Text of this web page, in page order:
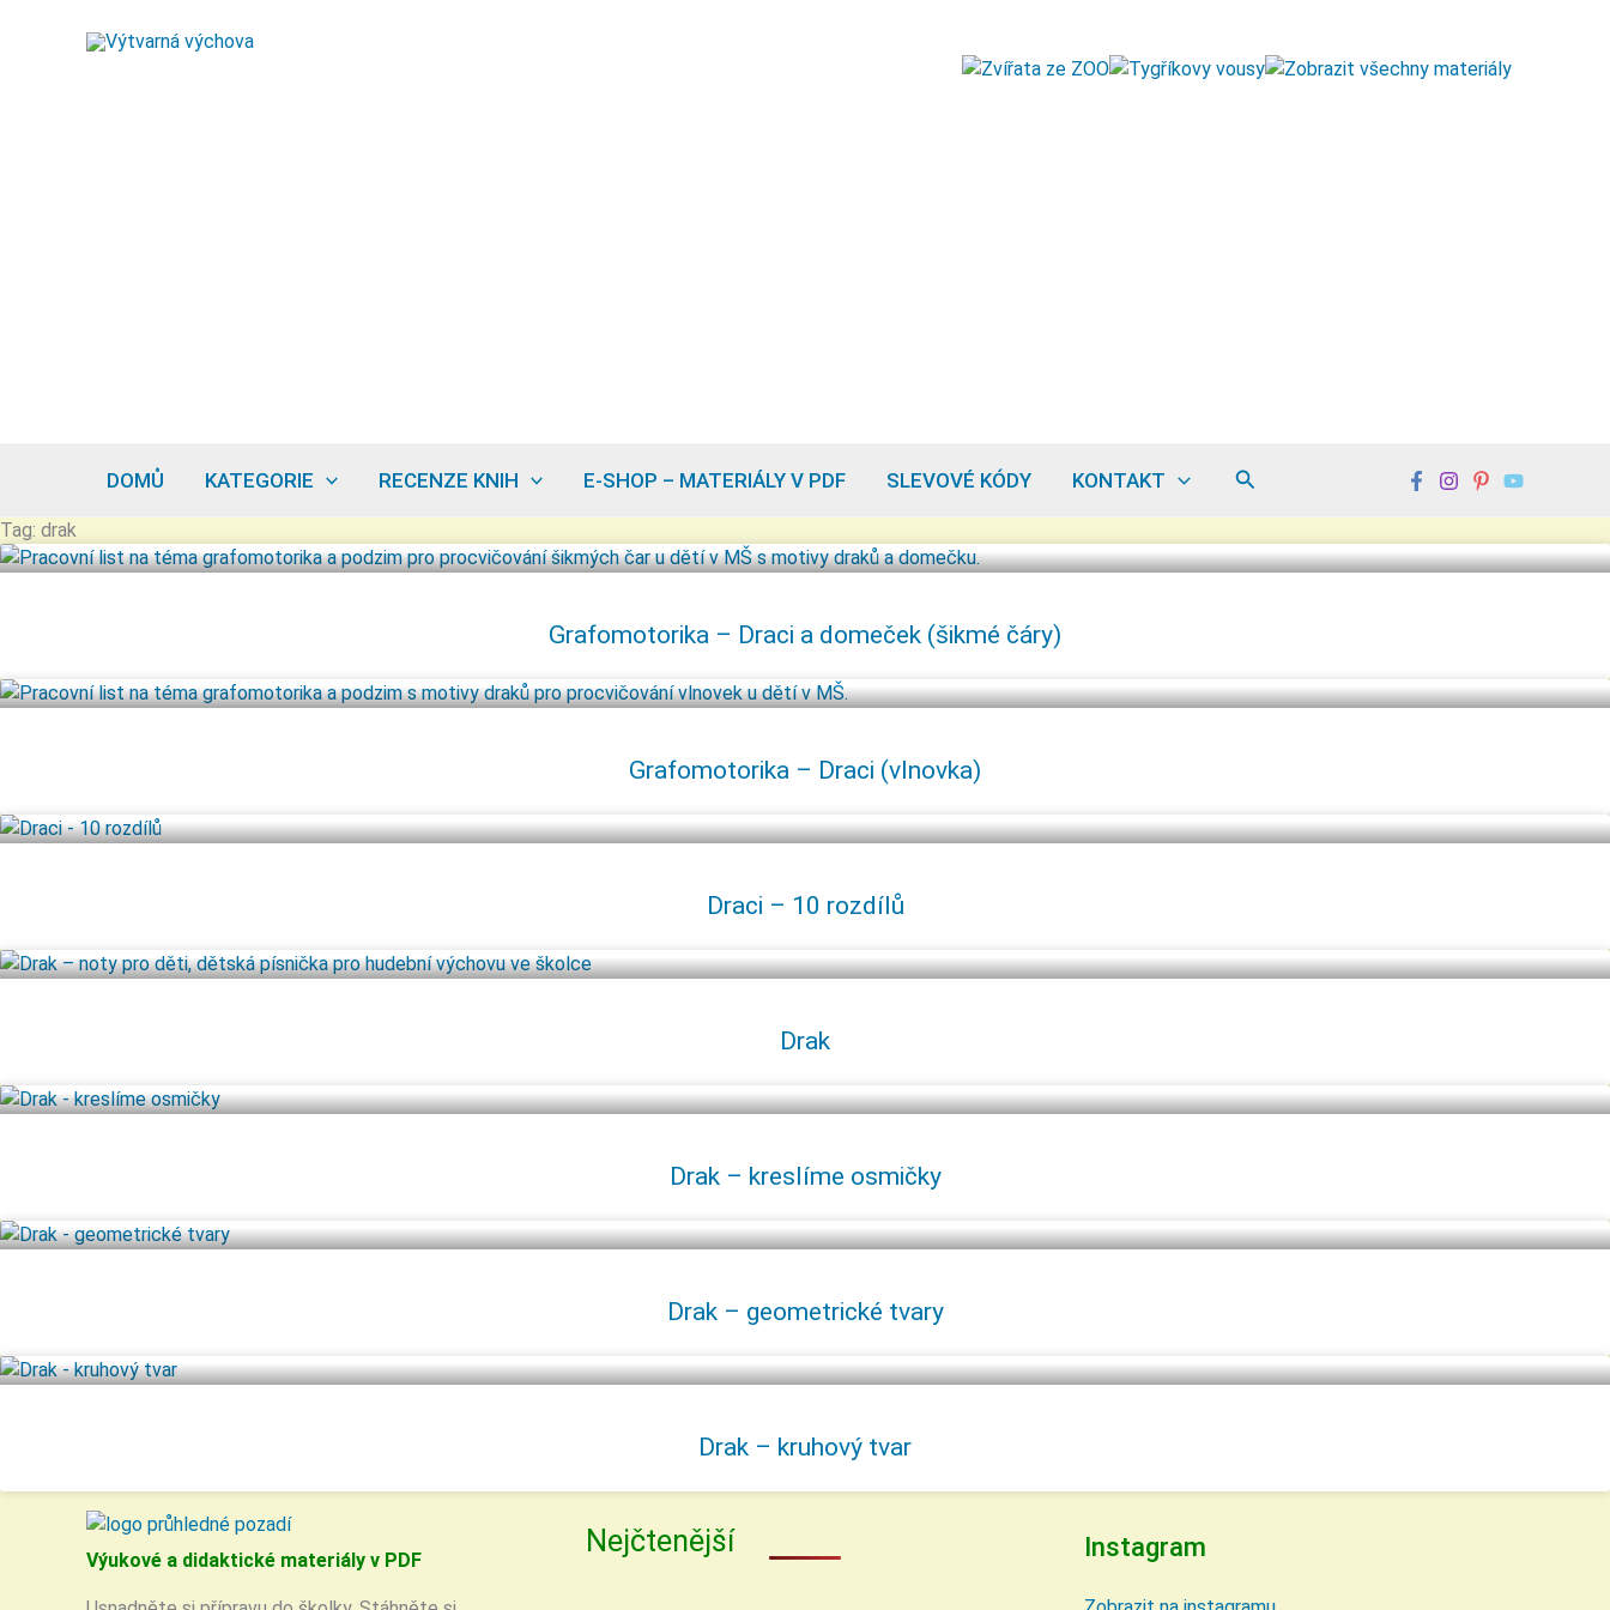
DOMŮ KATEGORIE RECENZE KNIH E-SHOP – MATERIÁLY V PDF SLEVOVÉ KÓDY KONTAKT Hledat
Tag: drak
Grafomotorika – Draci a domeček (šikmé čáry)
Grafomotorika – Draci (vlnovka)
Draci – 10 rozdílů
Drak
Drak – kreslíme osmičky
Drak – geometrické tvary
Drak – kruhový tvar
Výukové a didaktické materiály v PDF
Nejčtenější Instagram